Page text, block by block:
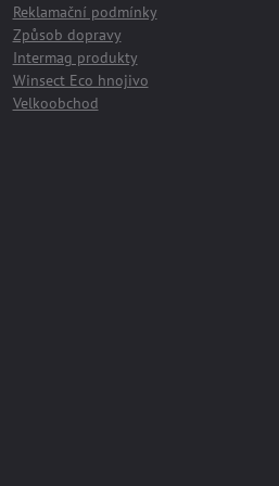
Reklamační podmínky
Způsob dopravy
Intermag produkty
Winsect Eco hnojivo
Velkoobchod